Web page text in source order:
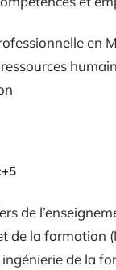
en
de
de la formation
de la